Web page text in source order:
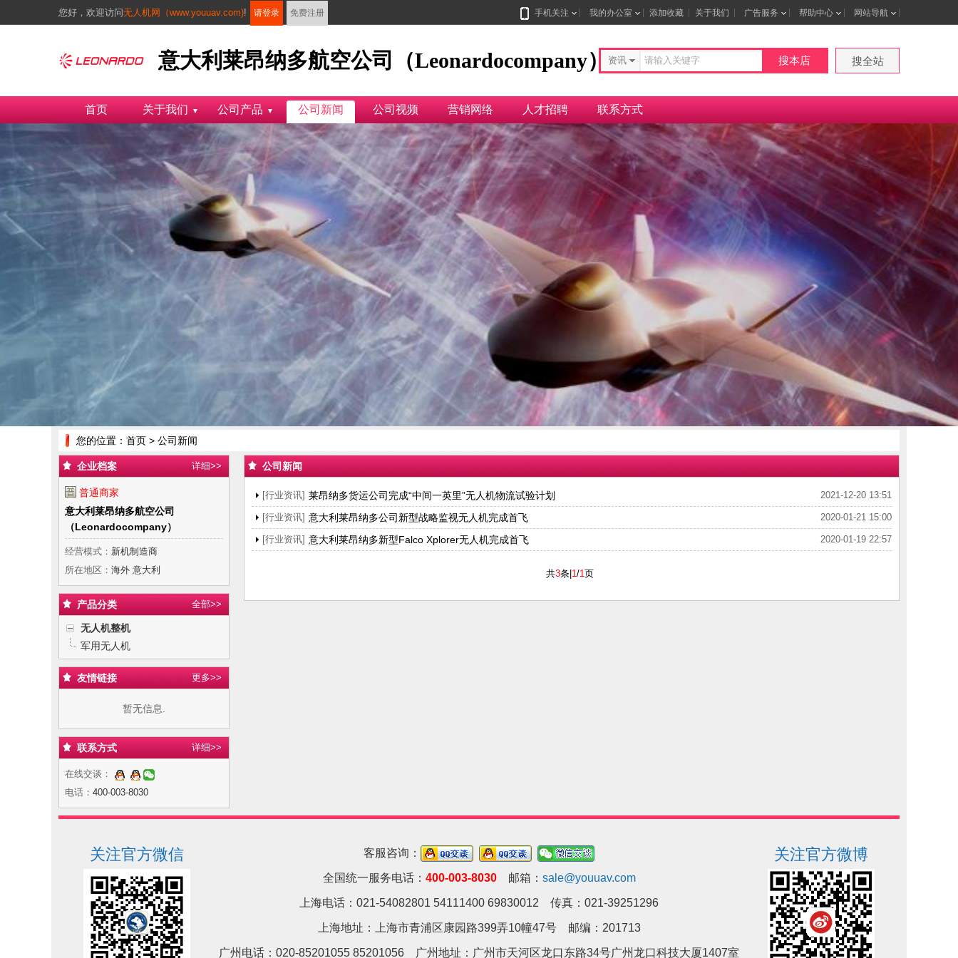
您好， 欢迎访问无人机网（www.youuav.com)! 请登录 免费注册 手机关注 我的办公室 添加收藏 关于我们 广告服务 帮助中心 网站导航
意大利莱昂纳多航空公司（Leonardocompany） 资讯 搜本店 搜全站
首页 关于我们 ▼ 公司产品 ▼ 公司新闻 公司视频 营销网络 人才招聘 联系方式
您的位置： 首页 > 公司新闻
企业档案 详细>>
普通商家
意大利莱昂纳多航空公司
（Leonardocompany）
经营模式： 新机制造商
所在地区： 海外 意大利
产品分类 全部>>
无人机整机
军用无人机
友情链接 更多>>
暂无信息.
联系方式 详细>>
在线交谈：
电话： 400-003-8030
公司新闻
[行业资讯] 莱昂纳多货运公司完成“中间一英里”无人机物流试验计划 2021-12-20 13:51
[行业资讯] 意大利莱昂纳多公司新型战略监视无人机完成首飞 2020-01-21 15:00
[行业资讯] 意大利莱昂纳多新型Falco Xplorer无人机完成首飞 2020-01-19 22:57
共3条| 1/1页
客服咨询：
全国统一服务电话： 400-003-8030邮箱： sale@youuav.com
上海电话：021-54082801 54111400 69830012 传真：021-39251296
上海地址：上海市青浦区康园路399弄10幢47号 邮编：201713
广州电话：020-85201055 85201056 广州地址： 广州市天河区龙口东路34号广州龙口科技大厦1407室
关注官方微信 关注官方微博